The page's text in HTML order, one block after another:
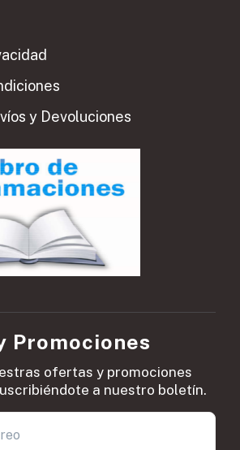
y Devoluciones
Promociones
ofertas y promociones
a nuestro boletín.